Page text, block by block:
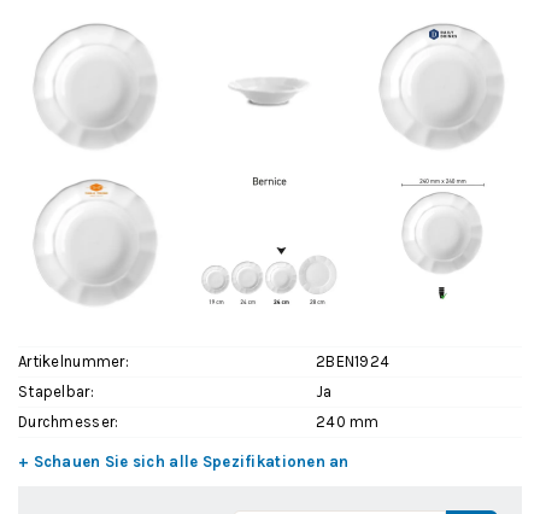
Artikelnummer:
2BEN1924
Stapelbar:
Ja
Durchmesser:
240 mm
+ Schauen Sie sich alle Spezifikationen an